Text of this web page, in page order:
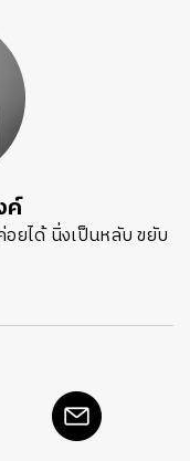
ค์​
ยได้ นิ่งเป็นหลับ ขยับ